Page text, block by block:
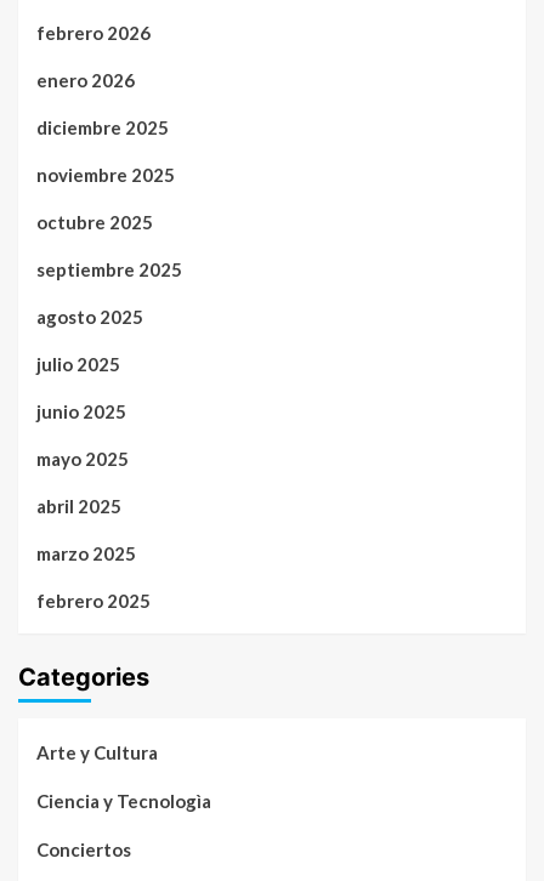
febrero 2026
enero 2026
diciembre 2025
noviembre 2025
octubre 2025
septiembre 2025
agosto 2025
julio 2025
junio 2025
mayo 2025
abril 2025
marzo 2025
febrero 2025
Categories
Arte y Cultura
Ciencia y Tecnologìa
Conciertos